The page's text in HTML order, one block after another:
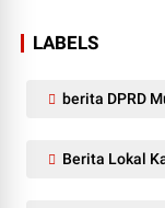
LABELS
berita DPRD
Berita Lokal Kabupaten